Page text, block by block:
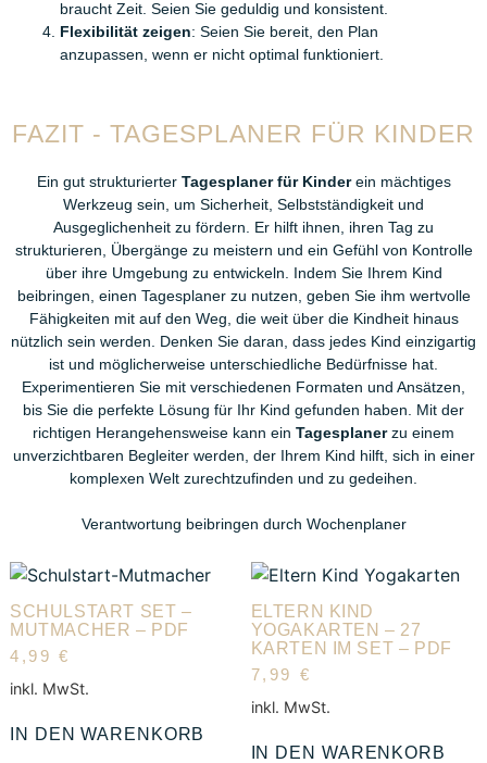
braucht Zeit. Seien Sie geduldig und konsistent.
Flexibilität zeigen: Seien Sie bereit, den Plan
anzupassen, wenn er nicht optimal funktioniert.
FAZIT - TAGESPLANER FÜR KINDER
Ein gut strukturierter Tagesplaner für Kinderein mächtiges
Werkzeug sein, um Sicherheit, Selbstständigkeit und
Ausgeglichenheit zu fördern. Er hilft ihnen, ihren Tag zu
strukturieren, Übergänge zu meistern und ein Gefühl von Kontrolle
über ihre Umgebung zu entwickeln. Indem Sie Ihrem Kind
beibringen, einen Tagesplaner zu nutzen, geben Sie ihm wertvolle
Fähigkeiten mit auf den Weg, die weit über die Kindheit hinaus
nützlich sein werden. Denken Sie daran, dass jedes Kind einzigartig
ist und möglicherweise unterschiedliche Bedürfnisse hat.
Experimentieren Sie mit verschiedenen Formaten und Ansätzen,
bis Sie die perfekte Lösung für Ihr Kind gefunden haben. Mit der
richtigen Herangehensweise kann ein Tagesplanerzu einem
unverzichtbaren Begleiter werden, der Ihrem Kind hilft, sich in einer
komplexen Welt zurechtzufinden und zu gedeihen.
Verantwortung beibringen durch Wochenplaner
SCHULSTART SET –
MUTMACHER – PDF
4,99 €
inkl. MwSt.
IN DEN WARENKORB
ELTERN KIND
YOGAKARTEN – 27
KARTEN IM SET – PDF
7,99 €
inkl. MwSt.
IN DEN WARENKORB